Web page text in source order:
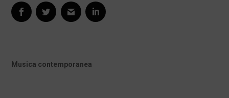
Musica contemporanea